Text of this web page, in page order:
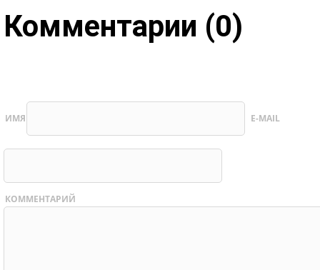
Комментарии (0)
ИМЯ E-MAIL
КОММЕНТАРИЙ